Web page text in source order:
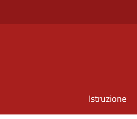
Istruzione